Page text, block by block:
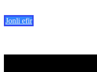
Jonli efir